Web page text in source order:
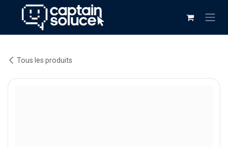
Se rendre au contenu
Tous les produits